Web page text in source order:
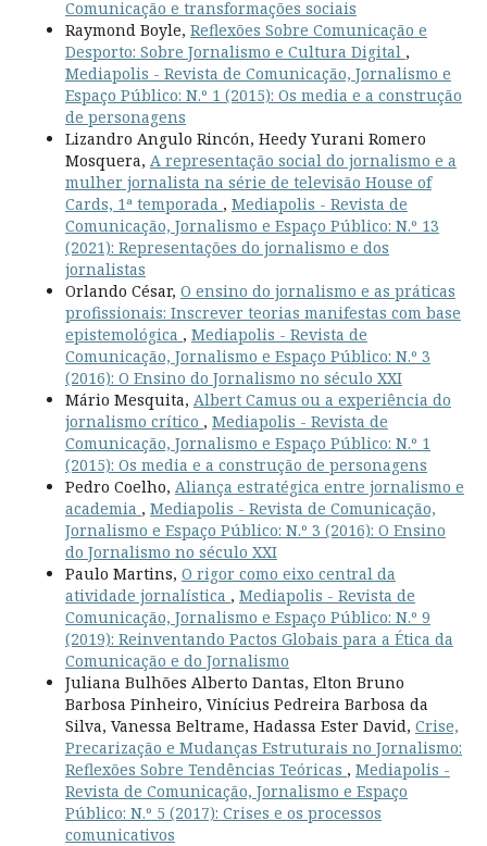
Comunicação e transformações sociais
Raymond Boyle, Reflexões Sobre Comunicação e
Desporto: Sobre Jornalismo e Cultura Digital ,
Mediapolis - Revista de Comunicação, Jornalismo e
Espaço Público: N.º 1 (2015): Os media e a construção
de personagens
Lizandro Angulo Rincón, Heedy Yurani Romero
Mosquera, A representação social do jornalismo e a
mulher jornalista na série de televisão House of
Cards, 1ª temporada , Mediapolis - Revista de
Comunicação, Jornalismo e Espaço Público: N.º 13
(2021): Representações do jornalismo e dos
jornalistas
Orlando César, O ensino do jornalismo e as práticas
profissionais: Inscrever teorias manifestas com base
epistemológica , Mediapolis - Revista de
Comunicação, Jornalismo e Espaço Público: N.º 3
(2016): O Ensino do Jornalismo no século XXI
Mário Mesquita, Albert Camus ou a experiência do
jornalismo crítico , Mediapolis - Revista de
Comunicação, Jornalismo e Espaço Público: N.º 1
(2015): Os media e a construção de personagens
Pedro Coelho, Aliança estratégica entre jornalismo e
academia , Mediapolis - Revista de Comunicação,
Jornalismo e Espaço Público: N.º 3 (2016): O Ensino
do Jornalismo no século XXI
Paulo Martins, O rigor como eixo central da
atividade jornalística , Mediapolis - Revista de
Comunicação, Jornalismo e Espaço Público: N.º 9
(2019): Reinventando Pactos Globais para a Ética da
Comunicação e do Jornalismo
Juliana Bulhões Alberto Dantas, Elton Bruno
Barbosa Pinheiro, Vinícius Pedreira Barbosa da
Silva, Vanessa Beltrame, Hadassa Ester David, Crise,
Precarização e Mudanças Estruturais no Jornalismo:
Reflexões Sobre Tendências Teóricas , Mediapolis -
Revista de Comunicação, Jornalismo e Espaço
Público: N.º 5 (2017): Crises e os processos
comunicativos